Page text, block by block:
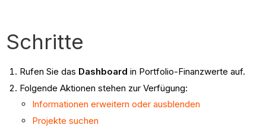
Schritte
Rufen Sie das Dashboard in Portfolio-Finanzwerte auf.
Folgende Aktionen stehen zur Verfügung:
Informationen erweitern oder ausblenden
Projekte suchen